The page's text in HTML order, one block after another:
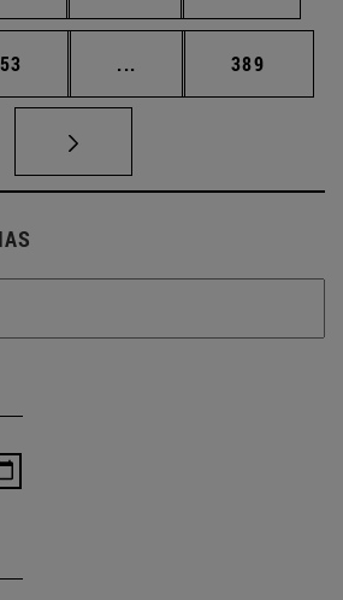
Página
53 ... Páginas intermedias
Página
389